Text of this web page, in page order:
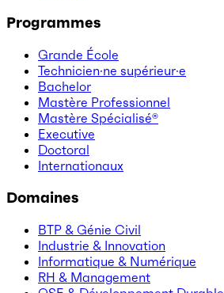
Programmes
Grande École
Technicien·ne supérieur·e
Bachelor
Mastère Professionnel
Mastère Spécialisé®
Executive
Doctoral
Internationaux
Domaines
BTP & Génie Civil
Industrie & Innovation
Informatique & Numérique
RH & Management